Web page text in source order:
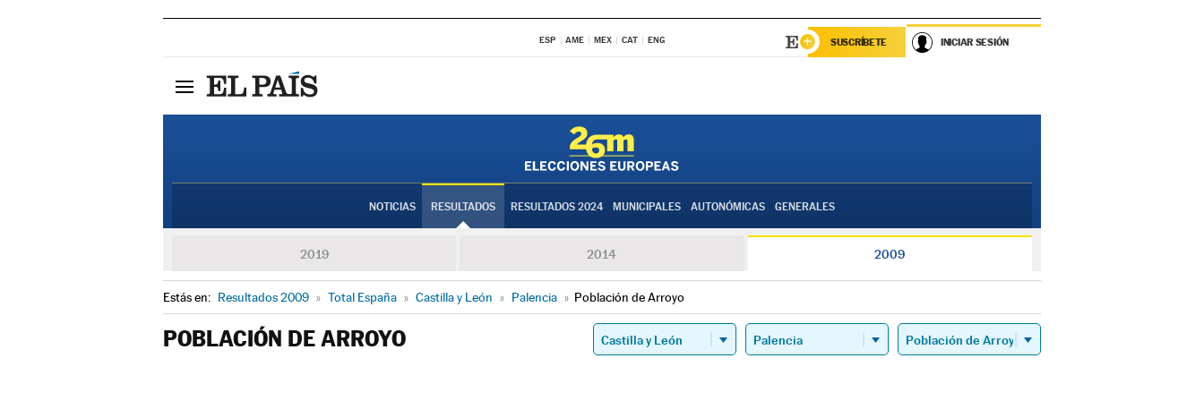
ESP AME MEX CAT ENG SUSCRÍBETE INICIAR SESIÓN
NOTICIAS RESULTADOS RESULTADOS 2024 MUNICIPALES AUTONÓMICAS GENERALES
2019 2014 2009
Estás en: Resultados 2009 » Total España » Castilla y León » Palencia » Población de Arroyo
POBLACIÓN DE ARROYO